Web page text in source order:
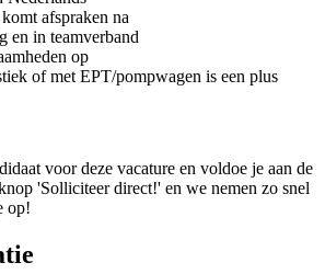
afspraken na
en in teamverband
op
of met EPT/pompwagen is een plus
voor deze vacature en voldoe je aan de
'Solliciteer direct!' en we nemen zo snel
op!